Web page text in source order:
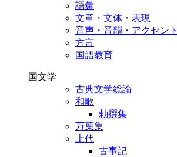
語彙
文章・文体・表現
音声・音韻・アクセント
方言
国語教育
国文学
古典文学総論
和歌
勅撰集
万葉集
上代
古事記